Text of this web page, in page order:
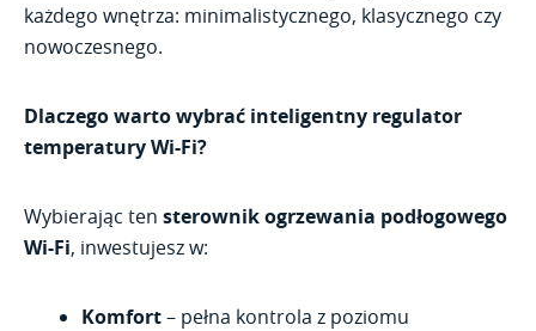
każdego wnętrza: minimalistycznego, klasycznego czy
nowoczesnego.
Dlaczego warto wybrać inteligentny regulator
temperatury Wi-Fi?
Wybierając ten sterownik ogrzewania podłogowego
Wi-Fi, inwestujesz w:
Komfort– pełna kontrola z poziomu